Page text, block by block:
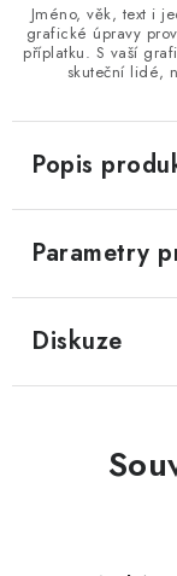
Jméno, věk, text i
grafické úpravy
příplatku. S vaší
skuteční lidé,
Popis
Parametry
Diskuze